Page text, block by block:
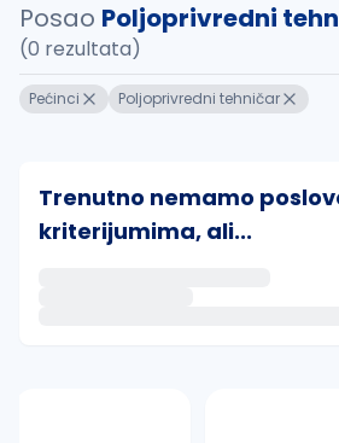
Posao Poljoprivredni
(0 rezultata)
Pećinci Poljoprivredni tehničar
Trenutno nemamo
kriterijumima, ali...